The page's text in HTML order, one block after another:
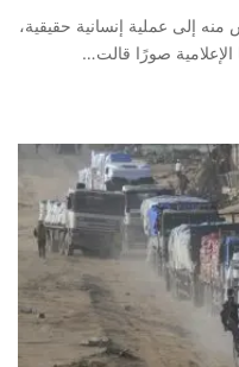
إلى عملية إنسانية حقيقية،
الإعلامية صورًا قالت…